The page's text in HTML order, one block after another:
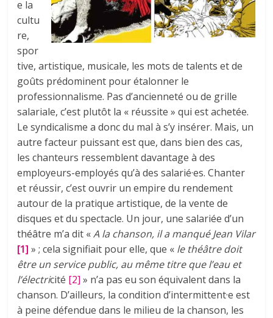
e la
cultu
re,
spor
tive, artistique, musicale, les mots de talents et de
goûts prédominent pour étalonner le
professionnalisme. Pas d’ancienneté ou de grille
salariale, c’est plutôt la « réussite » qui est achetée.
Le syndicalisme a donc du mal à s’y insérer. Mais, un
autre facteur puissant est que, dans bien des cas,
les chanteurs ressemblent davantage à des
employeurs-employés qu’à des salarié·es. Chanter
et réussir, c’est ouvrir un empire du rendement
autour de la pratique artistique, de la vente de
disques et du spectacle. Un jour, une salariée d’un
théâtre m’a dit «A la chanson, il a manqué Jean Vilar
[1] » ; cela signifiait pour elle, que « le théâtre doit
être un service public, au même titre que l’eau et
l’électricité [2] » n’a pas eu son équivalent dans la
chanson. D’ailleurs, la condition d’intermittent·e est
à peine défendue dans le milieu de la chanson, les